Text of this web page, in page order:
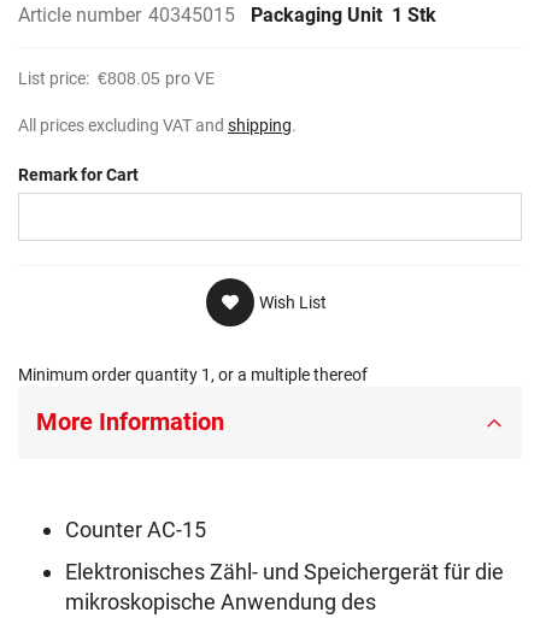
Article number 40345015 Packaging Unit 1 Stk
List price: €808.05 pro VE
All prices excluding VAT and shipping.
Remark for Cart
Wish List
Minimum order quantity 1, or a multiple thereof
More Information
Counter AC-15
Elektronisches Zähl- und Speichergerät für die
mikroskopische Anwendung des